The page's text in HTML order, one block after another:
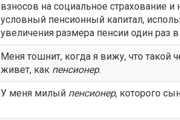
взносов на социальное страхование и
условный пенсионный капитал,
увеличения размера пенсии один раз в
Меня тошнит, когда я вижу, что такой
живет, как пенсионер.
У меня милый пенсионер, которого